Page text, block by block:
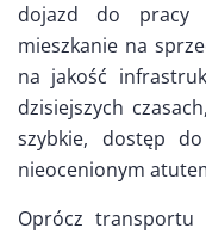
dojazd do pracy
mieszkanie na
na jakość
dzisiejszych
szybkie, dostęp
nieocenionym
Oprócz transportu